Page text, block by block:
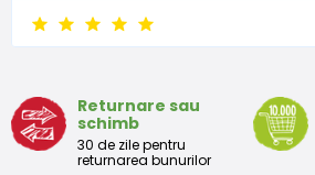
Returnare sau
schimb
30 de zile pentru
returnarea bunurilor